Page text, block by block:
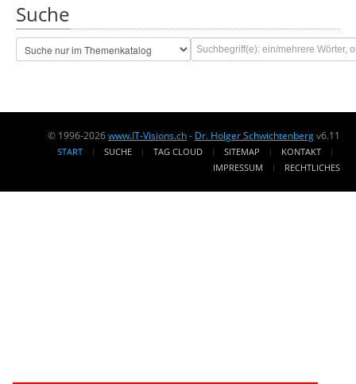
Suche
© 1996-2026www.IT-Visions.ch- Dr. Holger Schwichtenbergv6.11
START SUCHE TAG CLOUD SITEMAP
KONTAKT
IMPRESSUM
RECHTLICHES